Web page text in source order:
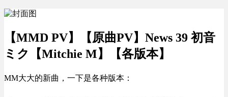
【MMD PV】【原曲PV】News 39 初音
ミク【Mitchie M】【各版本】
MM大大的新曲，一下是各种版本：